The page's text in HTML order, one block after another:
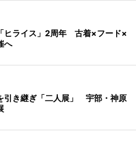
ヒライス」2周年 古着×フード×
へ
引き継ぎ「二人展」 宇部・神原